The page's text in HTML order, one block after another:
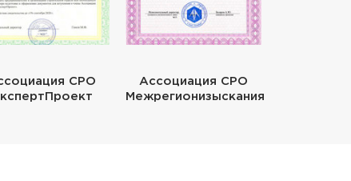
СРО
Ассоциация СРО
Межрегионизыскания